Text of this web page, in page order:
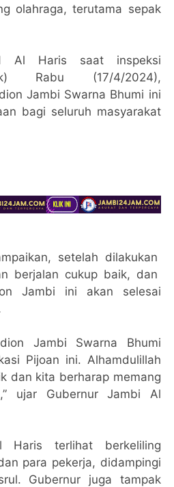
olahraga, terutama sepak
Al Haris saat inspeksi
Rabu (17/4/2024),
Jambi Swarna Bhumi ini
bagi seluruh masyarakat
setelah dilakukan
berjalan cukup baik, dan
Jambi ini akan selesai
Jambi Swarna Bhumi
Pijoan ini. Alhamdulillah
dan kita berharap memang
ujar Gubernur Jambi Al
Haris terlihat berkeliling
para pekerja, didampingi
Gubernur juga tampak